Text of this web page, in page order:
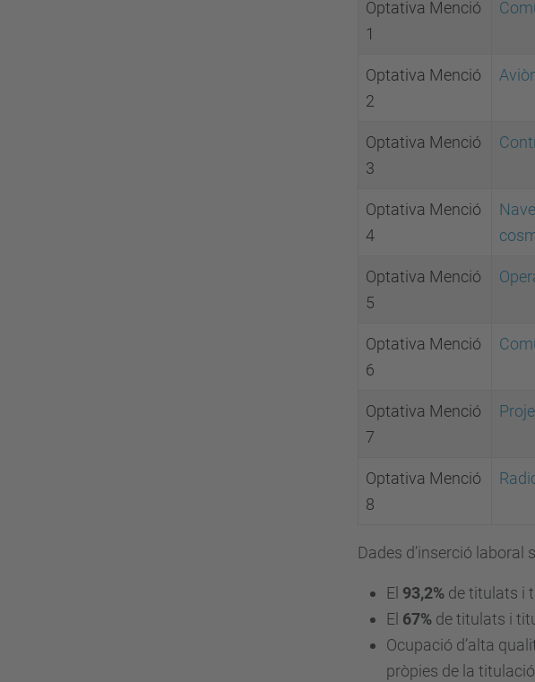
Optativa Menció
1
Optativa Menció
2
Optativa Menció
3
Optativa Menció
4
Optativa Menció
5
Optativa Menció
6
Optativa Menció
7
Optativa Menció
8
Dades d’inserció laboral
El 93,2% de titulats i
El 67% de titulats i
Ocupació d’alta
pròpies de la